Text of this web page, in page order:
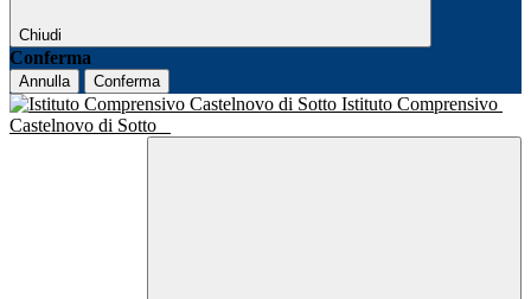
Chiudi
Conferma
Annulla Conferma
Istituto Comprensivo
Castelnovo di Sotto